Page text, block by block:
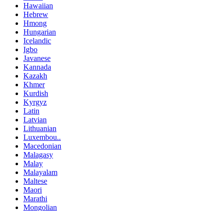
Hawaiian
Hebrew
Hmong
Hungarian
Icelandic
Igbo
Javanese
Kannada
Kazakh
Khmer
Kurdish
Kyrgyz
Latin
Latvian
Lithuanian
Luxembou..
Macedonian
Malagasy
Malay
Malayalam
Maltese
Maori
Marathi
Mongolian